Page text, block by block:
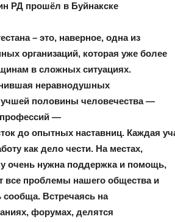
РД прошёл в Буйнакске
– это, наверное, одна из
организаций, которая уже более
в сложных ситуациях.
неравнодушных
половины человечества —
профессий —
до опытных наставниц. Каждая
как дело чести. На местах,
очень нужна поддержка и помощь,
все проблемы нашего общества и
Встречаясь на
форумах, делятся